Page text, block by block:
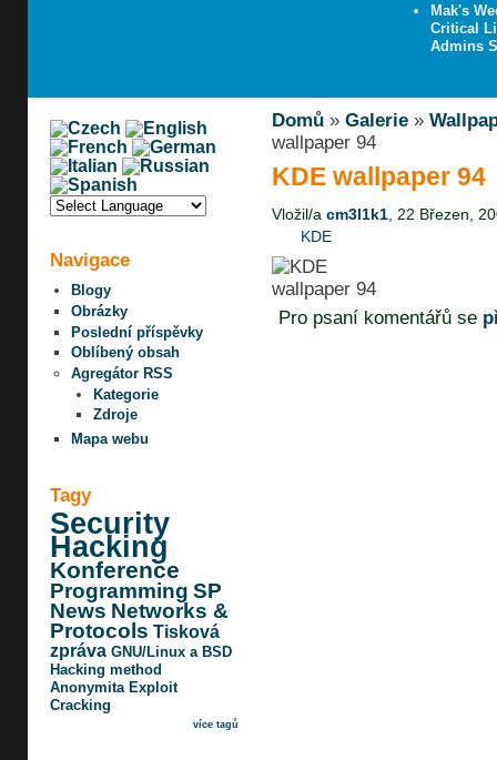
Mak's
Critical
Admins
Navigace
Blogy
Obrázky
Poslední příspěvky
Oblíbený obsah
Agregátor RSS
Kategorie
Zdroje
Mapa webu
Tagy
Security
Hacking
Konference
Programming SP
News Networks &
Protocols Tisková
zpráva GNU/Linux a BSD
Hacking method
Anonymita Exploit
Cracking
více tagů
Domů» Galerie»
wallpaper 94
KDE wallpaper 94
Vložil/a cm3l1k1, 22 Březen,
KDE
Pro psaní komentářů se